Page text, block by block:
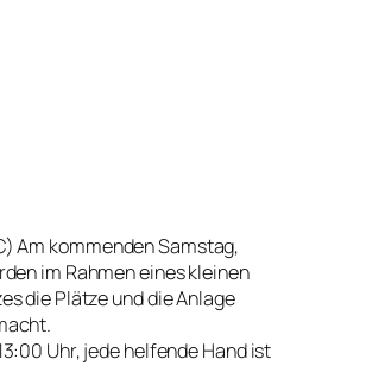
Am kommenden Samstag,
im Rahmen eines kleinen
die Plätze und die Anlage
Uhr, jede helfende Hand ist